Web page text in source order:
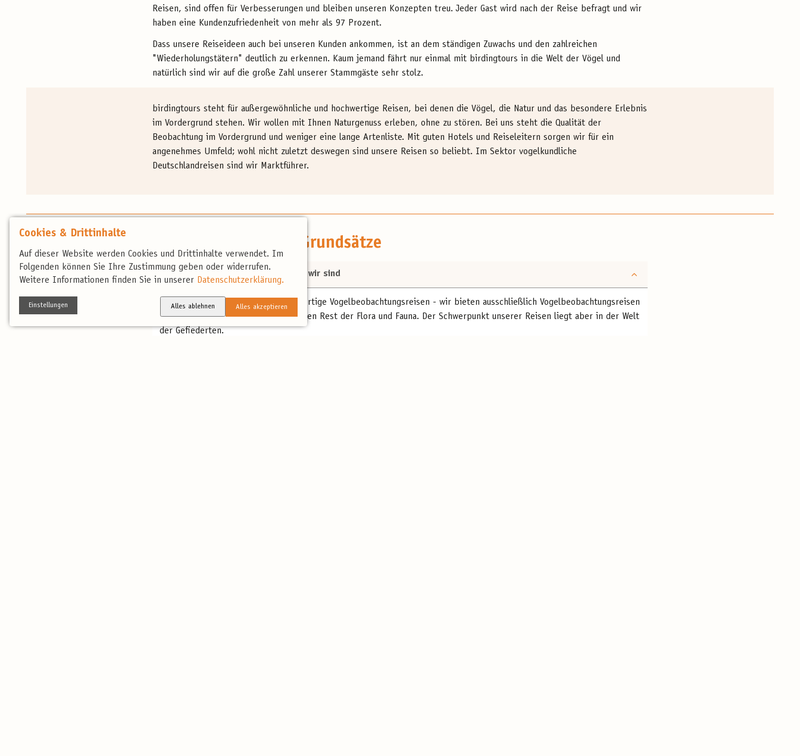
Cookies & Drittinhalte
Auf dieser Website werden Cookies und Drittinhalte verwendet. Im
Folgenden können Sie Ihre Zustimmung geben oder widerrufen.
Weitere Informationen finden Sie in unserer Datenschutzerklärung.
Einstellungen Alles ablehnen Alles akzeptieren
Reisen, sind offen für Verbesserungen und bleiben unseren Konzepten treu. Jeder Gast wird nach der Reise befragt und wir
haben eine Kundenzufriedenheit von mehr als 97 Prozent.
Dass unsere Reiseideen auch bei unseren Kunden ankommen, ist an dem ständigen Zuwachs und den zahlreichen
"Wiederholungstätern" deutlich zu erkennen. Kaum jemand fährt nur einmal mit birdingtours in die Welt der Vögel und
natürlich sind wir auf die große Zahl unserer Stammgäste sehr stolz.
birdingtours steht für außergewöhnliche und hochwertige Reisen, bei denen die Vögel, die Natur und das besondere Erlebnis
im Vordergrund stehen. Wir wollen mit Ihnen Naturgenuss erleben, ohne zu stören. Bei uns steht die Qualität der
Beobachtung im Vordergrund und weniger eine lange Artenliste. Mit guten Hotels und Reiseleitern sorgen wir für ein
angenehmes Umfeld; wohl nicht zuletzt deswegen sind unsere Reisen so beliebt. Im Sektor vogelkundliche
Deutschlandreisen sind wir Marktführer.
Unsere wichtigsten Grundsätze
Wir wissen, was wir können und wer wir sind
birdingtours ist Spezialist für hochwertige Vogelbeobachtungsreisen - wir bieten ausschließlich Vogelbeobachtungsreisen
an, teilweise auch mit Weitblick auf den Rest der Flora und Fauna. Der Schwerpunkt unserer Reisen liegt aber in der Welt
der Gefiederten.